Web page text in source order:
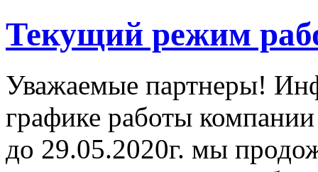
Текущий режим
Уважаемые партнеры!
графике работы
до 29.05.2020г. мы